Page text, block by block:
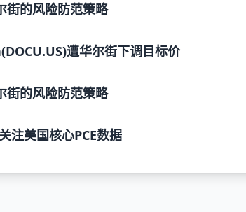
街的风险防范策略
遭华尔街下调目标价
街的风险防范策略
注美国核心PCE数据